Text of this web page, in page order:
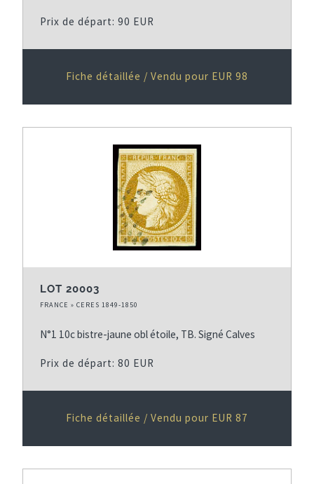
Prix de départ: 90 EUR
Fiche détaillée / Vendu pour EUR 98
LOT 20003
FRANCE » CERES 1849-1850
N°1 10c bistre-jaune obl étoile, TB. Signé Calves
Prix de départ: 80 EUR
Fiche détaillée / Vendu pour EUR 87